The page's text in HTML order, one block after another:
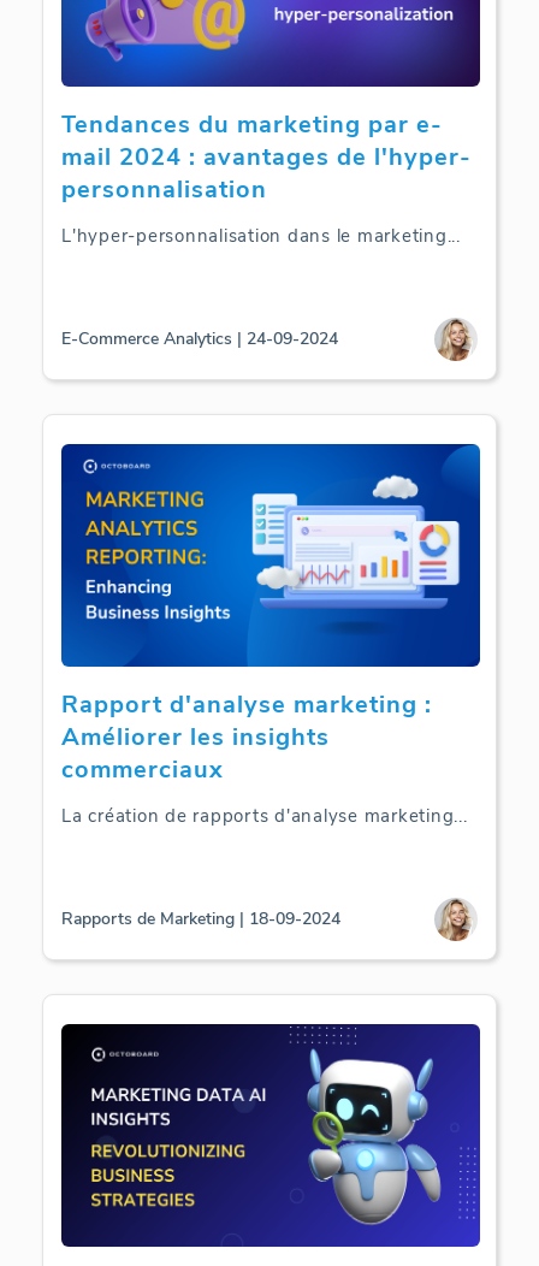
Tendances du marketing par e-
mail 2024 : avantages de l'hyper-
personnalisation
L'hyper-personnalisation dans le marketing...
E-Commerce Analytics | 24-09-2024
Rapport d'analyse marketing :
Améliorer les insights
commerciaux
La création de rapports d'analyse marketing...
Rapports de Marketing | 18-09-2024